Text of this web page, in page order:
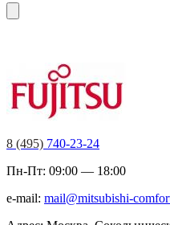
8 (495) 740-23-24
Пн-Пт: 09:00 — 18:00
e-mail: mail@mitsubishi-